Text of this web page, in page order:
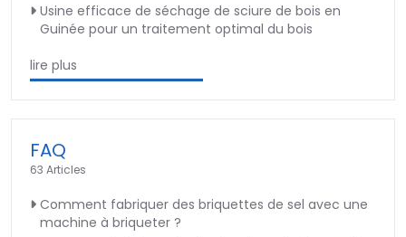
Usine efficace de séchage de sciure de bois en
Guinée pour un traitement optimal du bois
lire plus
FAQ
63 Articles
Comment fabriquer des briquettes de sel avec une
machine à briqueter ?